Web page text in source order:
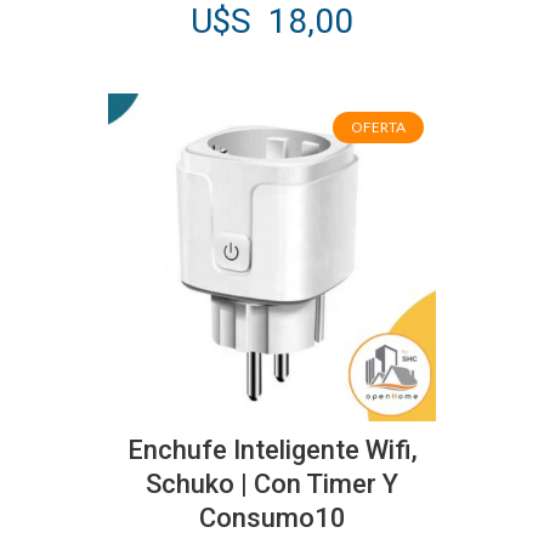
U$S 18,00
OFERTA
Enchufe Inteligente Wifi,
Schuko | Con Timer Y
Consumo10